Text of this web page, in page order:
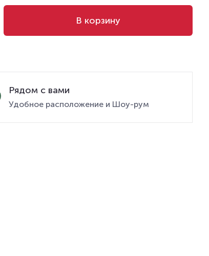
В корзину
Рядом с вами
Удобное расположение и Шоу-рум